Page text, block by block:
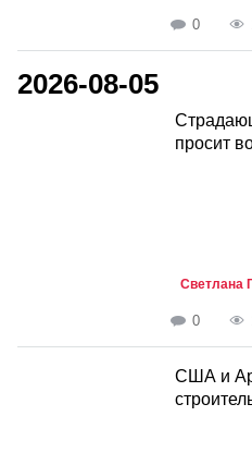
0
2026-08-05
просит
Светлана
0
США и